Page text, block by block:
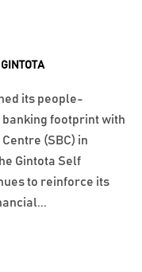
its people-
footprint with
(SBC) in
Gintota Self
to reinforce its